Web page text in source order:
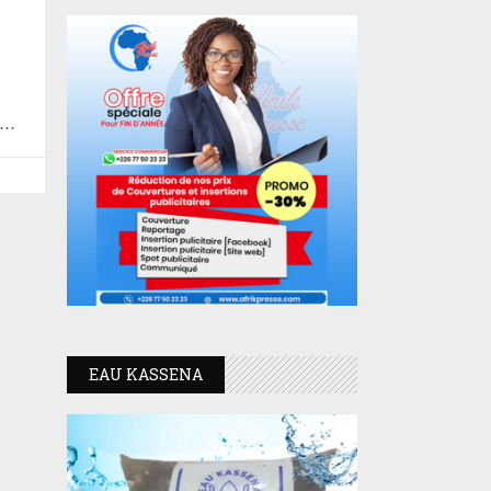
EAU KASSENA